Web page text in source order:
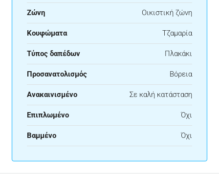
Ζώνη Οικιστική ζώνη
Κουφώματα Τζαμαρία
Τύπος δαπέδων Πλακάκι
Προσανατολισμός Βόρεια
Ανακαινισμένο Σε καλή κατάσταση
Επιπλωμένο Όχι
Βαμμένο Όχι